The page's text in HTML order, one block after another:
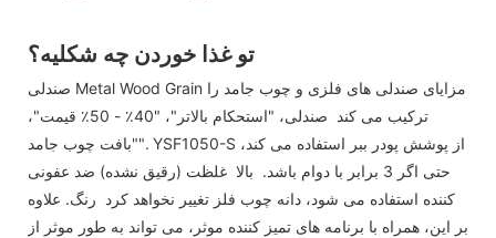
تو غذا خوردن چه شکليه؟
صندلی Metal Wood Grain مزایای صندلی های فلزی و چوب جامد را
ترکیب می کند صندلی، "استحکام بالاتر"، "40٪ - 50٪ قیمت"،
"بافت چوب جامد". YSF1050-S از پوشش پودر ببر استفاده می کند،
حتی اگر 3 برابر با دوام باشد. بالا غلظت (رقیق نشده) ضد عفونی
کننده استفاده می شود، دانه چوب فلز تغییر نخواهد کرد رنگ. علاوه
بر این، همراه با برنامه های تمیز کننده موثر، می تواند به طور موثر از